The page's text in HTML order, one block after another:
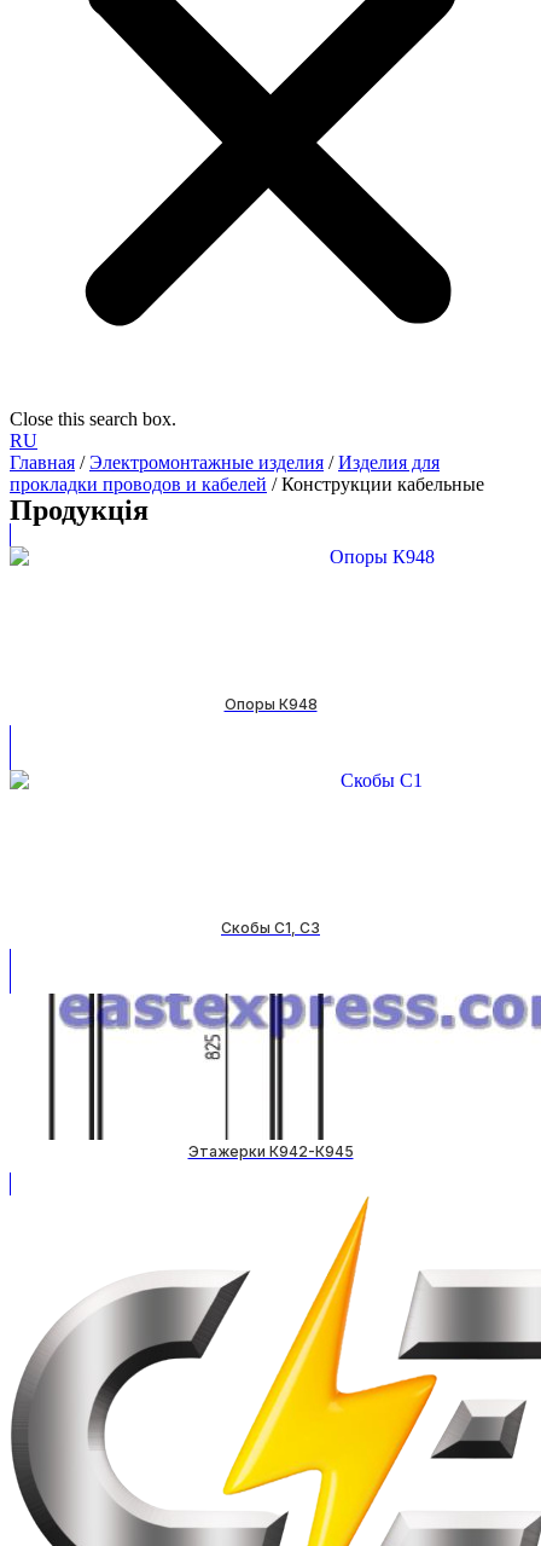
Close this search box.
RU
Главная /Электромонтажные изделия /Изделия для
прокладки проводов и кабелей / Конструкции кабельные
Продукція
Опоры К948
Скобы С1, С3
Этажерки К942-К945